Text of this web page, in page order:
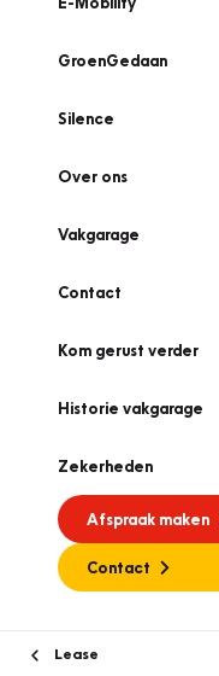
GroenGedaan
Silence
Over ons
Vakgarage
Contact
Kom gerust verder
Historie vakgarage
Zekerheden
Afspraak maken
Contact
Lease